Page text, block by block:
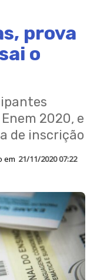
prova
o
2020, e
de inscrição
em 21/11/2020 07:22